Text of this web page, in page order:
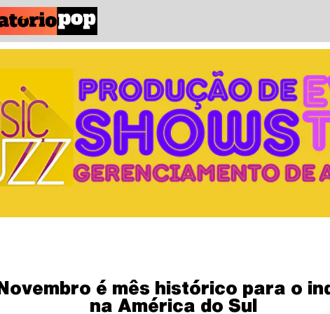
Novembro é mês histórico para o
na América do Sul